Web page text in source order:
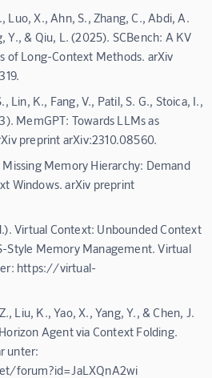
Luo, X., Ahn, S., Zhang, C., Abdi, A.
Y., & Qiu, L. (2025). SCBench: A KV
of Long-Context Methods. arXiv
Lin, K., Fang, V., Patil, S. G., Stoica, I.,
MemGPT: Towards LLMs as
preprint arXiv:2310.08560.
Memory Hierarchy: Demand
Windows. arXiv preprint
Virtual Context: Unbounded Context
Style Memory Management. Virtual
https://virtual-
Liu, K., Yao, X., Yang, Y., & Chen, J.
Agent via Context Folding.
unter:
forum?id=JaLXQnA2wi